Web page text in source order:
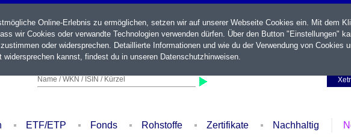
Name / WKN / ISIN / Kürzel
ETF/ETP Fonds Rohstoffe Zertifikate Nachhaltig
Online-Erlebnis zu ermöglichen, setzen wir auf unserer Webseite Cookies ein. Mit dem
wir Cookies oder verwandte Technologien verwenden dürfen. Über den Button "Einstellungen"
oder widersprechen. Detaillierte Informationen und wie du der Verwendung von Cookies
kannst, findest du in unseren Datenschutzhinweisen.